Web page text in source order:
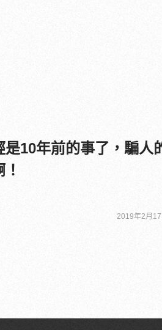
10年前的事了，騙人
2019年2月